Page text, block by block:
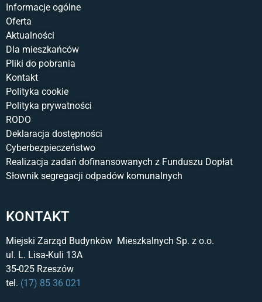
KONTAKT
Miejski Zarząd Budynków Mieszkalnych Sp. z o.o.
ul. L. Lisa-Kuli 13A
35-025 Rzeszów
tel. (17) 85 36 021
Informacje ogólne
Oferta
Aktualności
Dla mieszkańców
Pliki do pobrania
Kontakt
Polityka cookie
Polityka prywatności
RODO
Deklaracja dostępności
Cyberbezpieczeństwo
Realizacja zadań dofinansowanych z Funduszu Dopłat
Słownik segregacji odpadów komunalnych